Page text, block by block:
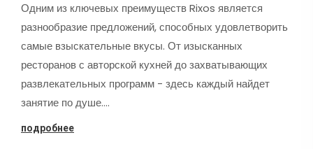
Одним из ключевых преимуществ Rixos является
разнообразие предложений, способных удовлетворить
самые взыскательные вкусы. От изысканных
ресторанов с авторской кухней до захватывающих
развлекательных программ - здесь каждый найдет
занятие по душе.…
подробнее